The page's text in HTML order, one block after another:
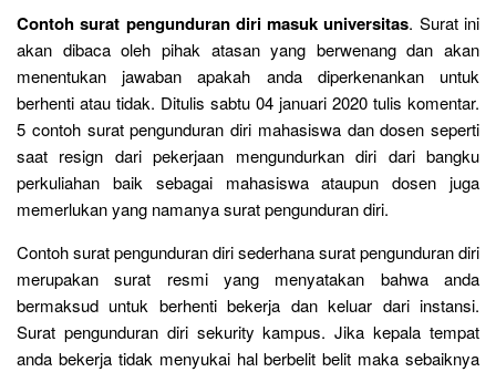
Contoh surat pengunduran diri masuk universitas. Surat ini
akan dibaca oleh pihak atasan yang berwenang dan akan
menentukan jawaban apakah anda diperkenankan untuk
berhenti atau tidak. Ditulis sabtu 04 januari 2020 tulis komentar.
5 contoh surat pengunduran diri mahasiswa dan dosen seperti
saat resign dari pekerjaan mengundurkan diri dari bangku
perkuliahan baik sebagai mahasiswa ataupun dosen juga
memerlukan yang namanya surat pengunduran diri.
Contoh surat pengunduran diri sederhana surat pengunduran diri
merupakan surat resmi yang menyatakan bahwa anda
bermaksud untuk berhenti bekerja dan keluar dari instansi.
Surat pengunduran diri sekurity kampus. Jika kepala tempat
anda bekerja tidak menyukai hal berbelit belit maka sebaiknya